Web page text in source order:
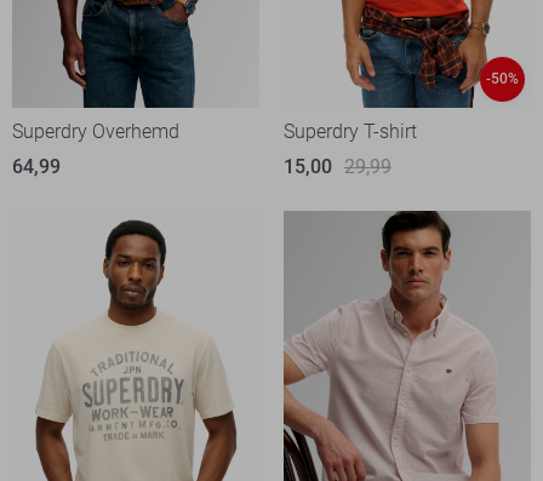
Superdry Overhemd
64,99
-50%
Superdry T-shirt
15,00 29,99